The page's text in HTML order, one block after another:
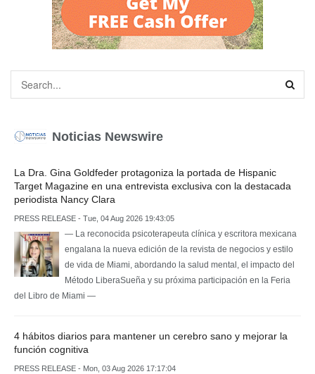
Noticias Newswire
La Dra. Gina Goldfeder protagoniza la portada de Hispanic
Target Magazine en una entrevista exclusiva con la destacada
periodista Nancy Clara
PRESS RELEASE - Tue, 04 Aug 2026 19:43:05
— La reconocida psicoterapeuta clínica y escritora mexicana
engalana la nueva edición de la revista de negocios y estilo
de vida de Miami, abordando la salud mental, el impacto del
Método LiberaSueña y su próxima participación en la Feria
del Libro de Miami —
4 hábitos diarios para mantener un cerebro sano y mejorar la
función cognitiva
PRESS RELEASE - Mon, 03 Aug 2026 17:17:04